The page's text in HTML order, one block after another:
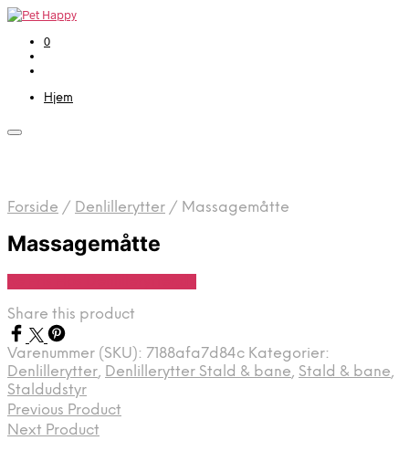
0
Hjem
Forside / Denlillerytter / Massagemåtte
Massagemåtte
Share this product
Varenummer (SKU): 7188afa7d84c Kategorier:
Denlillerytter, Denlillerytter Stald & bane, Stald & bane,
Staldudstyr
Previous Product
Next Product